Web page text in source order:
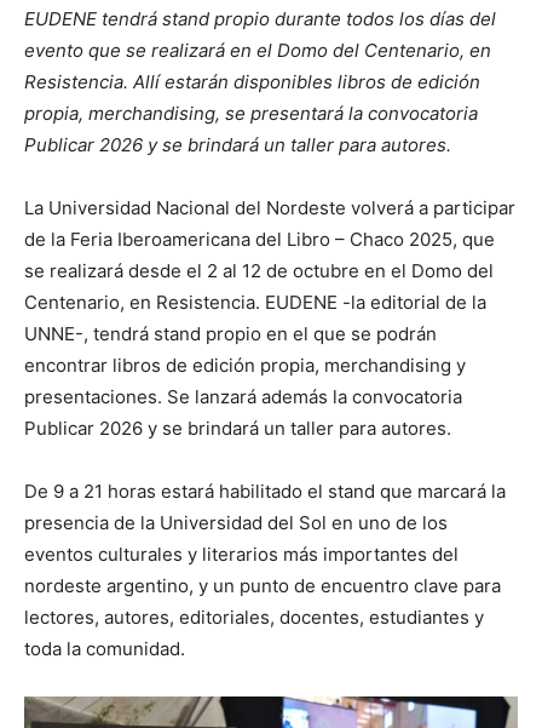
EUDENE tendrá stand propio durante todos los días del
evento que se realizará en el Domo del Centenario, en
Resistencia. Allí estarán disponibles libros de edición
propia, merchandising, se presentará la convocatoria
Publicar 2026 y se brindará un taller para autores.
La Universidad Nacional del Nordeste volverá a participar
de la Feria Iberoamericana del Libro – Chaco 2025, que
se realizará desde el 2 al 12 de octubre en el Domo del
Centenario, en Resistencia. EUDENE -la editorial de la
UNNE-, tendrá stand propio en el que se podrán
encontrar libros de edición propia, merchandising y
presentaciones. Se lanzará además la convocatoria
Publicar 2026 y se brindará un taller para autores.
De 9 a 21 horas estará habilitado el stand que marcará la
presencia de la Universidad del Sol en uno de los
eventos culturales y literarios más importantes del
nordeste argentino, y un punto de encuentro clave para
lectores, autores, editoriales, docentes, estudiantes y
toda la comunidad.